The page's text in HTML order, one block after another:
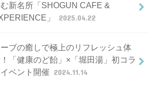
む新名所「SHOGUN CAFE &
」
2025.04.22
ブの癒しで極上のリフレッシュ体
「健康のど飴」×「堀田湯」初コラ
ベント開催 2024.11.14